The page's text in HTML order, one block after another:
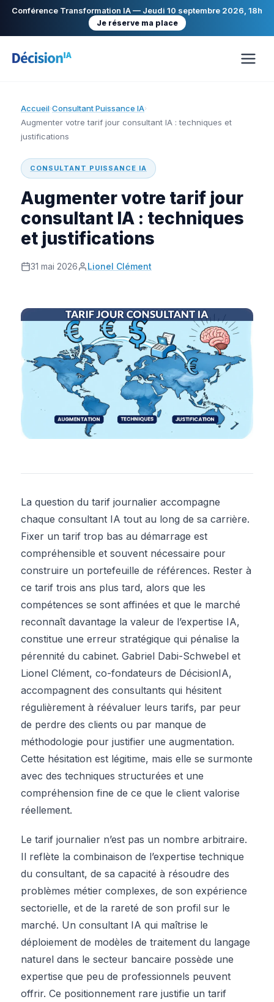
Conférence Transformation IA — Jeudi 10 septembre 2026, 18h
Je réserve ma place
Accueil›Consultant Puissance IA›
Augmenter votre tarif jour consultant IA : techniques et
justifications
CONSULTANT PUISSANCE IA
Augmenter votre tarif jour
consultant IA : techniques
et justifications
31 mai 2026 Lionel Clément
La question du tarif journalier accompagne
chaque consultant IA tout au long de sa carrière.
Fixer un tarif trop bas au démarrage est
compréhensible et souvent nécessaire pour
construire un portefeuille de références. Rester à
ce tarif trois ans plus tard, alors que les
compétences se sont affinées et que le marché
reconnaît davantage la valeur de l’expertise IA,
constitue une erreur stratégique qui pénalise la
pérennité du cabinet. Gabriel Dabi-Schwebel et
Lionel Clément, co-fondateurs de DécisionIA,
accompagnent des consultants qui hésitent
régulièrement à réévaluer leurs tarifs, par peur
de perdre des clients ou par manque de
méthodologie pour justifier une augmentation.
Cette hésitation est légitime, mais elle se surmonte
avec des techniques structurées et une
compréhension fine de ce que le client valorise
réellement.
Le tarif journalier n’est pas un nombre arbitraire.
Il reflète la combinaison de l’expertise technique
du consultant, de sa capacité à résoudre des
problèmes métier complexes, de son expérience
sectorielle, et de la rareté de son profil sur le
marché. Un consultant IA qui maîtrise le
déploiement de modèles de traitement du langage
naturel dans le secteur bancaire possède une
expertise que peu de professionnels peuvent
offrir. Ce positionnement rare justifie un tarif